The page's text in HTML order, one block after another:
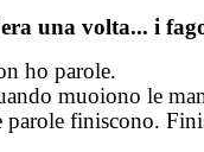
una volta... i
ho parole.
muoiono le
parole finiscono.